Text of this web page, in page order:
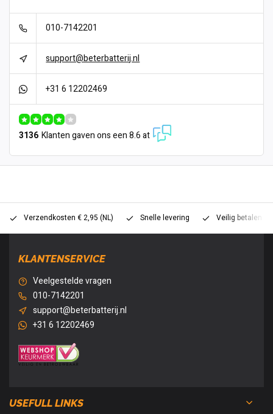
010-7142201
support@beterbatterij.nl
+31 6 12202469
3136 Klanten gaven ons een 8.6 at
Verzendkosten € 2,95 (NL) Snelle levering Veilig betalen
KLANTENSERVICE
Veelgestelde vragen
010-7142201
support@beterbatterij.nl
+31 6 12202469
USEFULL LINKS